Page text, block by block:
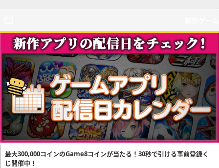
最大300,000コインのGame8コインが当たる！30秒で引ける事前登録く
じ開催中！